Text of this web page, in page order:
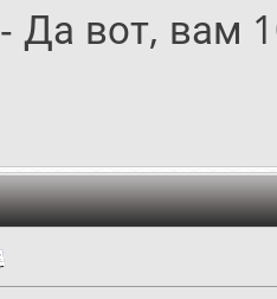
- Да вот, вам